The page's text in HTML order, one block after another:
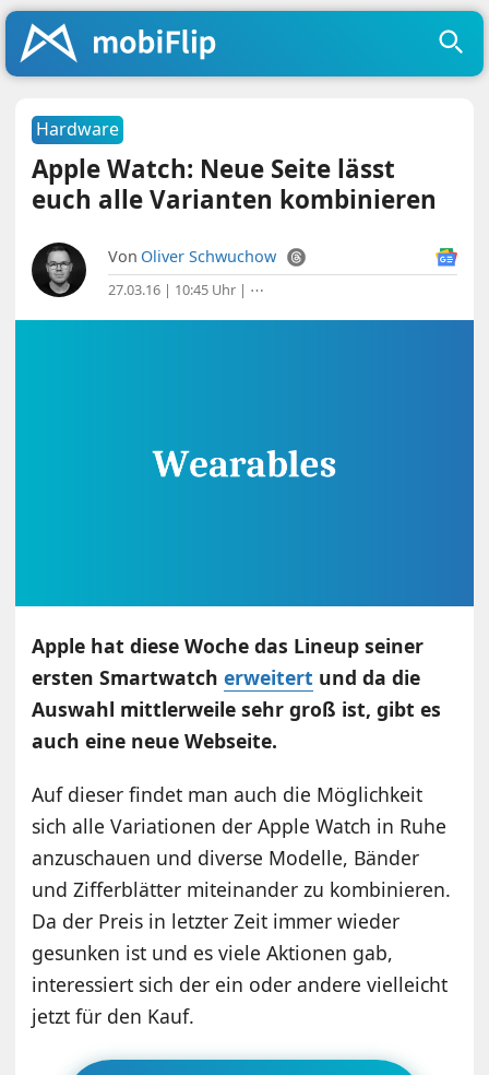
Hardware
Apple Watch: Neue Seite lässt
euch alle Varianten kombinieren
Von Oliver Schwuchow
27.03.16 | 10:45 Uhr | ⋯
Apple hat diese Woche das Lineup seiner
ersten Smartwatcherweitert und da die
Auswahl mittlerweile sehr groß ist, gibt es
auch eine neue Webseite.
Auf dieser findet man auch die Möglichkeit
sich alle Variationen der Apple Watch in Ruhe
anzuschauen und diverse Modelle, Bänder
und Zifferblätter miteinander zu kombinieren.
Da der Preis in letzter Zeit immer wieder
gesunken ist und es viele Aktionen gab,
interessiert sich der ein oder andere vielleicht
jetzt für den Kauf.